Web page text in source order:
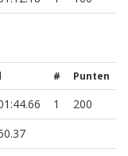
# Punten
1
200